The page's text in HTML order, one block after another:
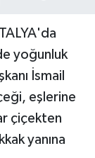
yoğunluk
İsmail
eşlerine
çiçekten
yanına